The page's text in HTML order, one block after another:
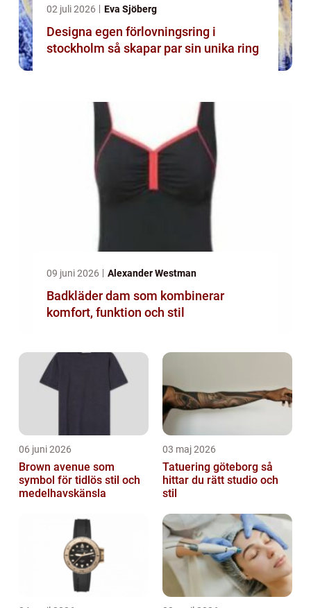
02 juli 2026 Eva Sjöberg
Designa egen förlovningsring i
stockholm så skapar par sin unika ring
09 juni 2026 Alexander Westman
Badkläder dam som kombinerar
komfort, funktion och stil
06 juni 2026
Brown avenue som
symbol för tidlös stil och
medelhavskänsla
03 maj 2026
Tatuering göteborg så
hittar du rätt studio och
stil